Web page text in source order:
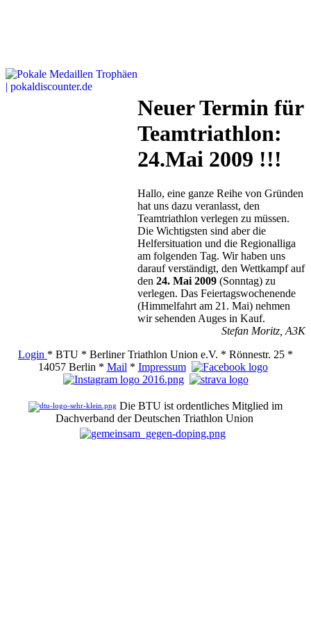
Neuer Termin für
Teamtriathlon:
24.Mai 2009 !!!
Hallo, eine ganze Reihe von Gründen
hat uns dazu veranlasst, den
Teamtriathlon verlegen zu müssen.
Die Wichtigsten sind aber die
Helfersituation und die Regionalliga
am folgenden Tag. Wir haben uns
darauf verständigt, den Wettkampf auf
den 24. Mai 2009 (Sonntag) zu
verlegen. Das Feiertagswochenende
(Himmelfahrt am 21. Mai) nehmen
wir sehenden Auges in Kauf.
Stefan Moritz, A3K
Login * BTU * Berliner Triathlon Union e.V. * Rönnestr. 25 *
14057 Berlin * Mail * Impressum
Die BTU ist ordentliches Mitglied im
Dachverband der Deutschen Triathlon Union